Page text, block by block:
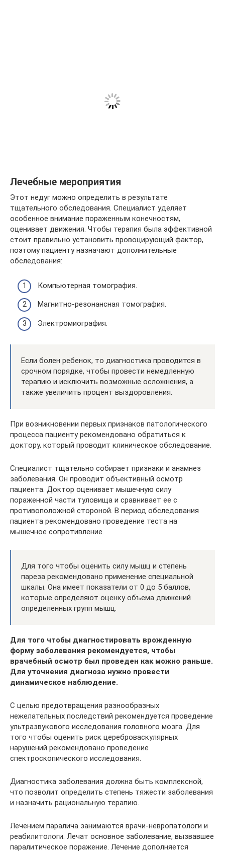
Лечебные мероприятия
Этот недуг можно определить в результате
тщательного обследования. Специалист уделяет
особенное внимание пораженным конечностям,
оценивает движения. Чтобы терапия была эффективной
стоит правильно установить провоцирующий фактор,
поэтому пациенту назначают дополнительные
обследования:
Компьютерная томография.
Магнитно-резонансная томография.
Электромиография.
Если болен ребенок, то диагностика проводится в
срочном порядке, чтобы провести немедленную
терапию и исключить возможные осложнения, а
также увеличить процент выздоровления.
При возникновении первых признаков патологического
процесса пациенту рекомендовано обратиться к
доктору, который проводит клиническое обследование.
Специалист тщательно собирает признаки и анамнез
заболевания. Он проводит объективный осмотр
пациента. Доктор оценивает мышечную силу
пораженной части туловища и сравнивает ее с
противоположной стороной. В период обследования
пациента рекомендовано проведение теста на
мышечное сопротивление.
Для того чтобы оценить силу мышц и степень
пареза рекомендовано применение специальной
шкалы. Она имеет показатели от 0 до 5 баллов,
которые определяют оценку объема движений
определенных групп мышц.
Для того чтобы диагностировать врожденную
форму заболевания рекомендуется, чтобы
врачебный осмотр был проведен как можно раньше.
Для уточнения диагноза нужно провести
динамическое наблюдение.
С целью предотвращения разнообразных
нежелательных последствий рекомендуется проведение
ультразвукового исследования головного мозга. Для
того чтобы оценить риск цереброваскулярных
нарушений рекомендовано проведение
спектроскопического исследования.
Диагностика заболевания должна быть комплексной,
что позволит определить степень тяжести заболевания
и назначить рациональную терапию.
Лечением паралича занимаются врачи-невропатологи и
реабилитологи. Лечат основное заболевание, вызвавшее
паралитическое поражение. Лечение дополняется